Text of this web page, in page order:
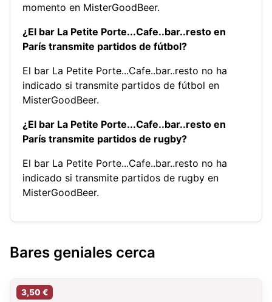
momento en MisterGoodBeer.
¿El bar La Petite Porte...Cafe..bar..resto en
París transmite partidos de fútbol?
El bar La Petite Porte...Cafe..bar..resto no ha
indicado si transmite partidos de fútbol en
MisterGoodBeer.
¿El bar La Petite Porte...Cafe..bar..resto en
París transmite partidos de rugby?
El bar La Petite Porte...Cafe..bar..resto no ha
indicado si transmite partidos de rugby en
MisterGoodBeer.
Bares geniales cerca
3,50 €